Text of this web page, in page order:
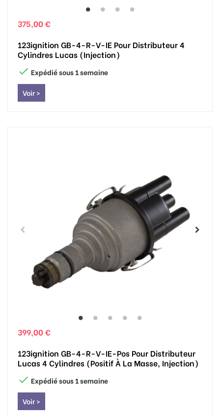
375,00 €
123ignition GB-4-R-V-IE Pour Distributeur 4
Cylindres Lucas (injection)
 Expédié sous 1 semaine
Voir >
399,00 €
123ignition GB-4-R-V-IE-Pos Pour Distributeur
Lucas 4 Cylindres (positif À La Masse, Injection)
 Expédié sous 1 semaine
Voir >